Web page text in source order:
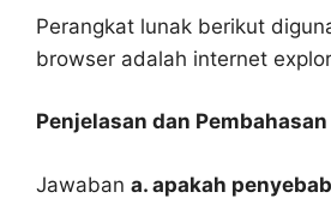
Perangkat lunak berikut
browser adalah internet
Penjelasan dan Pembahasan
Jawaban a. apakah